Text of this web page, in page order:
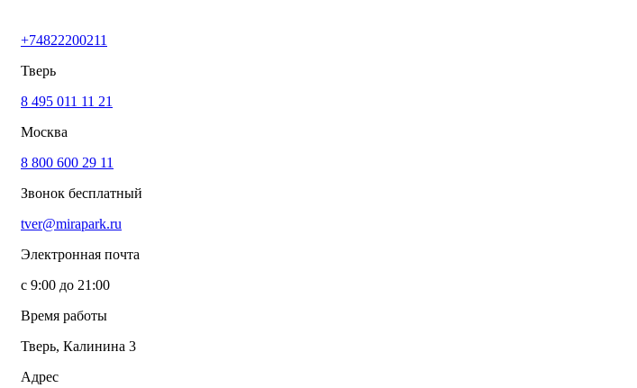
+74822200211
Тверь
8 495 011 11 21
Москва
8 800 600 29 11
Звонок бесплатный
tver@mirapark.ru
Электронная почта
с 9:00 до 21:00
Время работы
Тверь, Калинина 3
Адрес